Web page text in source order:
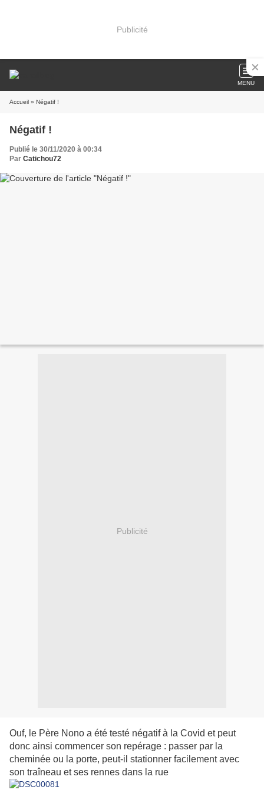
Publicité
MENU
Accueil » Négatif !
Négatif !
Publié le 30/11/2020 à 00:34
Par Catichou72
Publicité
Ouf, le Père Nono a été testé négatif à la Covid et peut
donc ainsi commencer son repérage : passer par la
cheminée ou la porte, peut-il stationner facilement avec
son traîneau et ses rennes dans la rue